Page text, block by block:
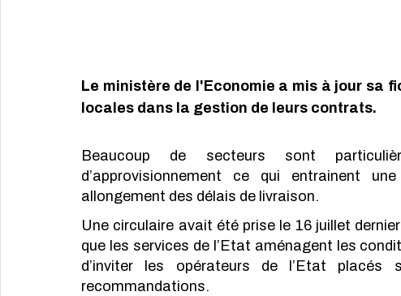
Le ministère de l'Economie a mis à jour sa
locales dans la gestion de leurs contrats.
Beaucoup de secteurs sont
d’approvisionnement ce qui entrainent
allongement des délais de livraison.
Une circulaire avait été prise le 16 juillet
que les services de l’Etat aménagent les
d’inviter les opérateurs de l’Etat
recommandations.